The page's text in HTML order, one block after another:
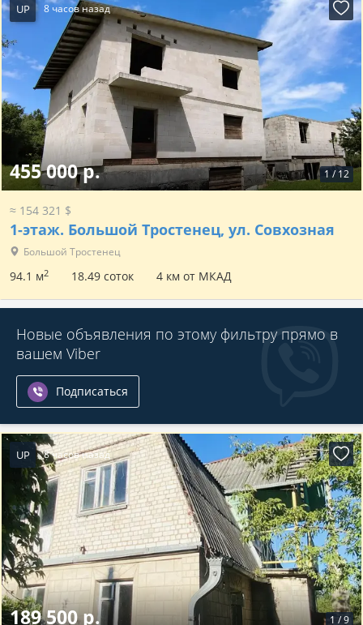
UP 8 часов назад
1 / 12
455 000 р.
≈ 154 321 $
1-этаж. Большой Тростенец, ул. Совхозная
Большой Тростенец
94.1 м2 18.49 соток 4 км от МКАД
Новые объявления по этому фильтру прямо в
вашем Viber
Подписаться
UP 8 часов назад
1 /9
189 500 р.